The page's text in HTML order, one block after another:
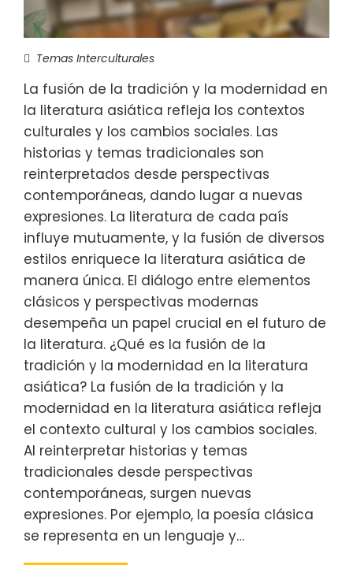
Temas Interculturales
La fusión de la tradición y la modernidad en
la literatura asiática refleja los contextos
culturales y los cambios sociales. Las
historias y temas tradicionales son
reinterpretados desde perspectivas
contemporáneas, dando lugar a nuevas
expresiones. La literatura de cada país
influye mutuamente, y la fusión de diversos
estilos enriquece la literatura asiática de
manera única. El diálogo entre elementos
clásicos y perspectivas modernas
desempeña un papel crucial en el futuro de
la literatura. ¿Qué es la fusión de la
tradición y la modernidad en la literatura
asiática? La fusión de la tradición y la
modernidad en la literatura asiática refleja
el contexto cultural y los cambios sociales.
Al reinterpretar historias y temas
tradicionales desde perspectivas
contemporáneas, surgen nuevas
expresiones. Por ejemplo, la poesía clásica
se representa en un lenguaje y…